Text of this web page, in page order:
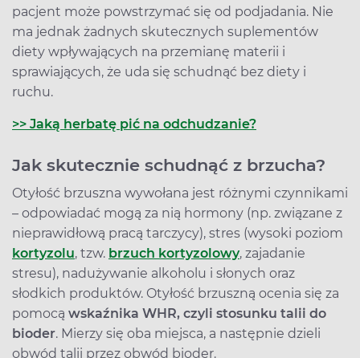
pacjent może powstrzymać się od podjadania. Nie
ma jednak żadnych skutecznych suplementów
diety wpływających na przemianę materii i
sprawiających, że uda się schudnąć bez diety i
ruchu.
>> Jaką herbatę pić na odchudzanie?
Jak skutecznie schudnąć z brzucha?
Otyłość brzuszna wywołana jest różnymi czynnikami
– odpowiadać mogą za nią hormony (np. związane z
nieprawidłową pracą tarczycy), stres (wysoki poziom
kortyzolu, tzw. brzuch kortyzolowy, zajadanie
stresu), nadużywanie alkoholu i słonych oraz
słodkich produktów. Otyłość brzuszną ocenia się za
pomocą wskaźnika WHR, czyli stosunku talii do
bioder. Mierzy się oba miejsca, a następnie dzieli
obwód talii przez obwód bioder.